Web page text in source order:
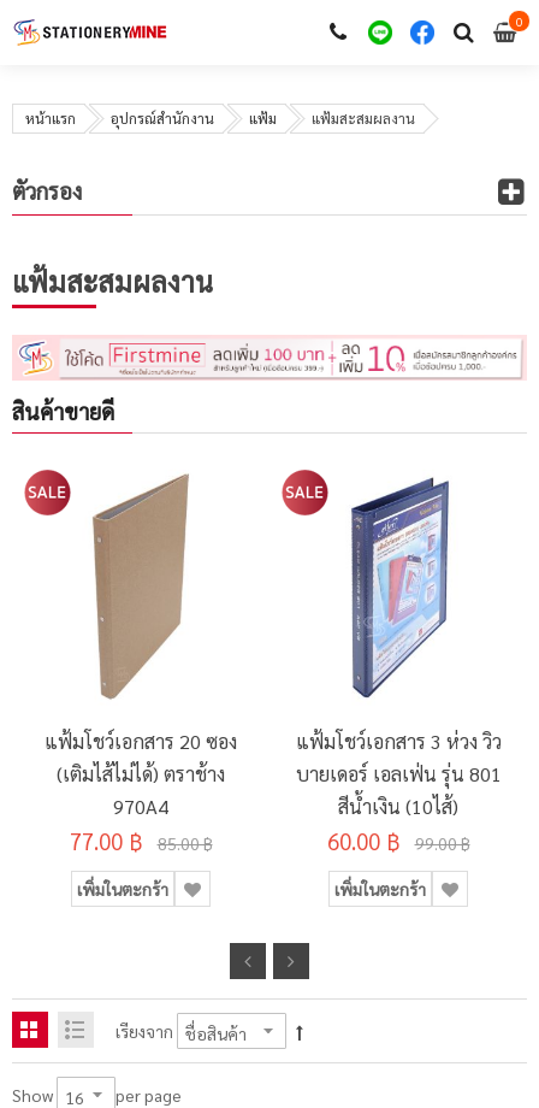
00
หน้าแรก อุปกรณ์สำนักงาน แฟ้ม แฟ้มสะสมผลงาน
แฟ้มสะสมผลงาน
สินค้าขายดี
แฟ้มโชว์เอกสาร 20 ซอง
(เติมไส้ไม่ได้) ตราช้าง
970A4
77.00 ฿ 85.00 ฿
เพิ่มในตะกร้า
แฟ้มโชว์เอกสาร 3 ห่วง วิว
บายเดอร์ เอลเฟ่น รุ่น 801
สีน้ำเงิน (10ไส้)
60.00 ฿ 99.00 ฿
เพิ่มในตะกร้า
เรียงจาก
Show per page
ตัวกรอง